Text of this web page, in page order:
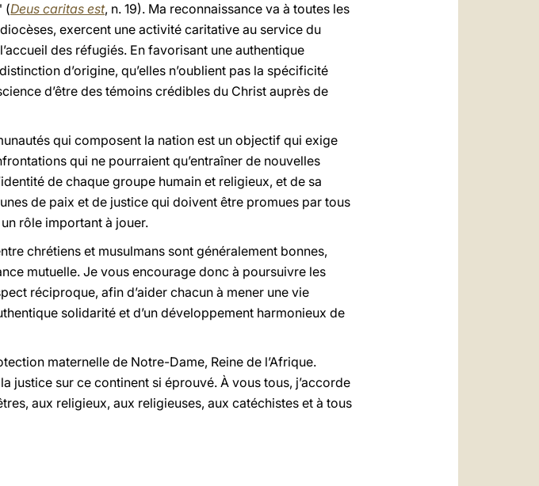
(Deus caritas est, n. 19). Ma reconnaissance va à toutes les
exercent une activité caritative au service du
des réfugiés. En favorisant une authentique
d’origine, qu’elles n’oublient pas la spécificité
d’être des témoins crédibles du Christ auprès de
qui composent la nation est un objectif qui exige
qui ne pourraient qu’entraîner de nouvelles
de chaque groupe humain et religieux, et de sa
de paix et de justice qui doivent être promues par tous
rôle important à jouer.
chrétiens et musulmans sont généralement bonnes,
mutuelle. Je vous encourage donc à poursuivre les
réciproque, afin d’aider chacun à mener une vie
solidarité et d’un développement harmonieux de
maternelle de Notre-Dame, Reine de l’Afrique.
justice sur ce continent si éprouvé. À vous tous, j’accorde
aux religieux, aux religieuses, aux catéchistes et à tous